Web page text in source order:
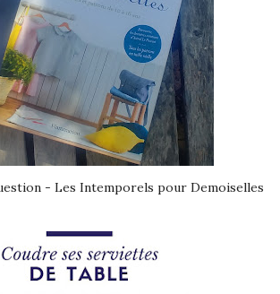
- Les Intemporels pour Demoiselles